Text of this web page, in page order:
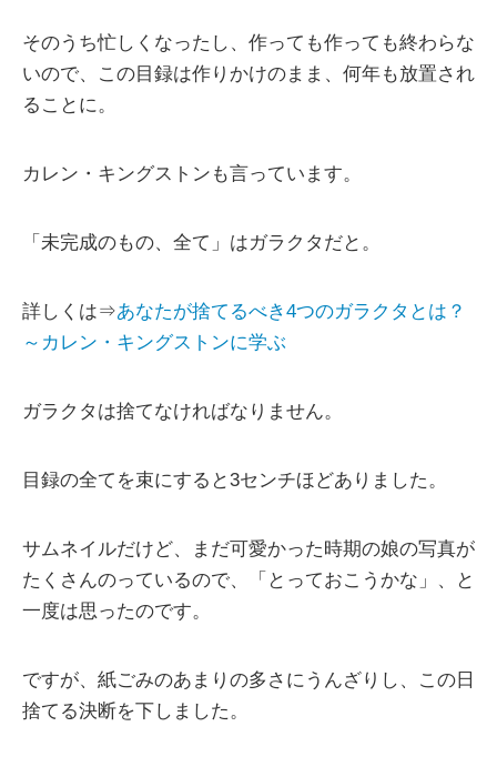
そのうち忙しくなったし、作っても作っても終わらな
いので、この目録は作りかけのまま、何年も放置され
ることに。
カレン・キングストンも言っています。
「未完成のもの、全て」はガラクタだと。
詳しくは⇒あなたが捨てるべき4つのガラクタとは？
～カレン・キングストンに学ぶ
ガラクタは捨てなければなりません。
目録の全てを束にすると3センチほどありました。
サムネイルだけど、まだ可愛かった時期の娘の写真が
たくさんのっているので、「とっておこうかな」、と
一度は思ったのです。
ですが、紙ごみのあまりの多さにうんざりし、この日
捨てる決断を下しました。